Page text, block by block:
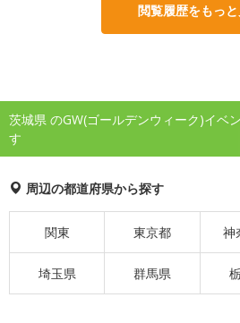
閲覧履歴をもっ
茨城県 のGW(ゴールデンウィーク)イベ
す
周辺の都道府県から探す
関東 東京都 神
埼玉県 群馬県